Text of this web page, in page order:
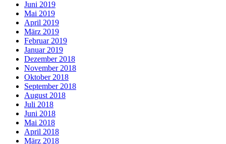
Juni 2019
Mai 2019
April 2019
März 2019
Februar 2019
Januar 2019
Dezember 2018
November 2018
Oktober 2018
September 2018
August 2018
Juli 2018
Juni 2018
Mai 2018
April 2018
März 2018